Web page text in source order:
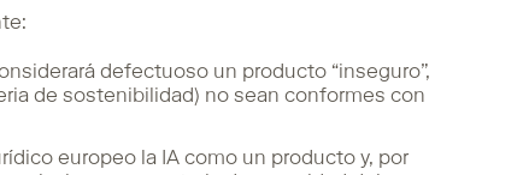
defectuoso un producto “inseguro”,
de sostenibilidad) no sean conformes con
europeo la IA como un producto y, por